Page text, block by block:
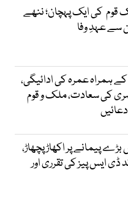
قوم کی ایک پہچان؛ ننھے
سے عہدِ وفا
ہمراہ عمرہ کی ادائیگی،
کی سعادت، ملک و قوم
پیمانے پر اکھاڑ پچھاڑ،
ایس پیز کی تقرری اور